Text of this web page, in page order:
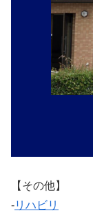
【その他】
‐リハビリ